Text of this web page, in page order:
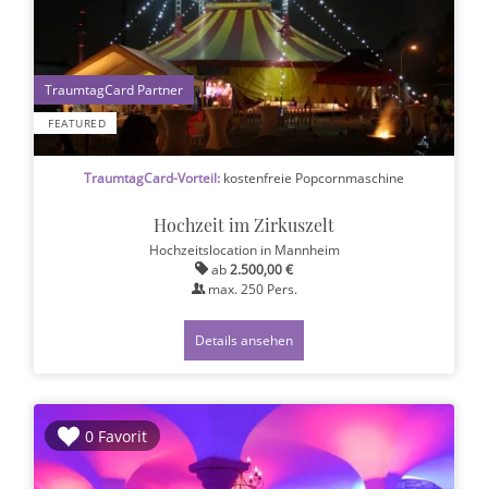
FEATURED
1
TraumtagCard-Vorteil: kostenfreie Popcornmaschine
Hochzeit im Zirkuszelt
Hochzeitslocation in Mannheim
ab2.500,00 €
max. 250Pers.
Details ansehen
0 Favorit